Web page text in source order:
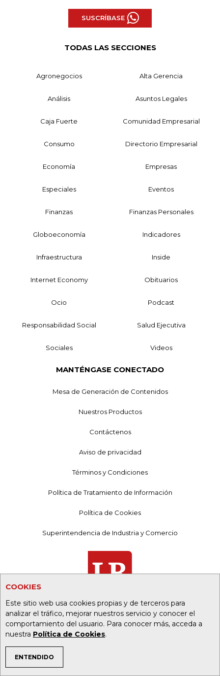
COOKIES
Este sitio web usa cookies propias y de terceros para
analizar el tráfico, mejorar nuestros servicio y conocer el
comportamiento del usuario. Para conocer más, acceda a
nuestra Política de Cookies.
ENTENDIDO
TEMAS DE INTERÉS
SUSCRÍBASE
TODAS LAS SECCIONES
Agronegocios Alta Gerencia
Análisis Asuntos Legales
Caja Fuerte Comunidad Empresarial
Consumo Directorio Empresarial
Economía Empresas
Especiales Eventos
Finanzas Finanzas Personales
Globoeconomía Indicadores
Infraestructura Inside
Internet Economy Obituarios
Ocio Podcast
Responsabilidad Social Salud Ejecutiva
Sociales Videos
MANTÉNGASE CONECTADO
Mesa de Generación de Contenidos
Nuestros Productos
Contáctenos
Aviso de privacidad
Términos y Condiciones
Política de Tratamiento de Información
Política de Cookies
Superintendencia de Industria y Comercio